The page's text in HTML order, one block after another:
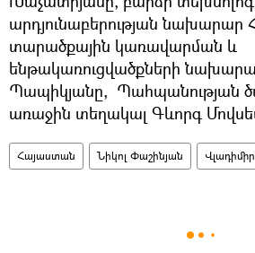
արդյունաբերության նախարար
տարածքային կառավարման և
ենթակառուցվածքների
Պապիկյանը, Պահպանության
առաջին տեղակալ Գևորգ
Հայաստան Նիկոլ Փաշինյան